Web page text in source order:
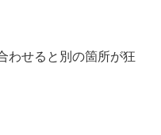
わせると別の箇所が狂